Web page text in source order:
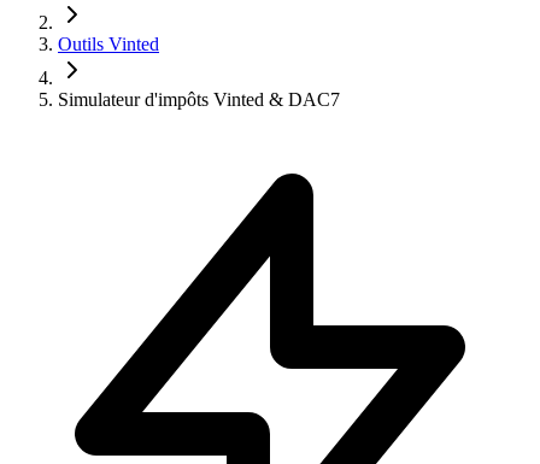
Outils Vinted
Simulateur d'impôts Vinted & DAC7